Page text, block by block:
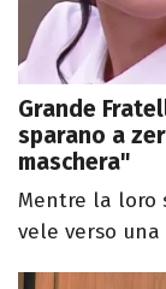
Grande
sparano a
maschera"
Mentre la loro
vele verso una